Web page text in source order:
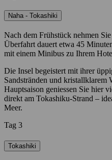
Naha - Tokashiki
Nach dem Frühstück nehmen
Überfahrt dauert etwa 45
mit einem Minibus zu Ihrem
Die Insel begeistert mit ihrer
Sandstränden und kristallklarem
Hauptsaison geniessen Sie hier
direkt am Tokashiku-Strand –
Meer.
Tag 3
Tokashiki